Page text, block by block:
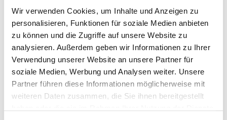
Wir verwenden Cookies, um Inhalte und Anzeigen zu
personalisieren, Funktionen für soziale Medien anbieten
zu können und die Zugriffe auf unsere Website zu
analysieren. Außerdem geben wir Informationen zu Ihrer
Verwendung unserer Website an unsere Partner für
soziale Medien, Werbung und Analysen weiter. Unsere
Partner führen diese Informationen möglicherweise mit
weiteren Daten zusammen, die Sie ihnen bereitgestellt
Chiara Sopart
Klima, Umwelt, Mobilität
Kölner Str. 12, 57439 Attendorn
c.sopart@attendorn.org